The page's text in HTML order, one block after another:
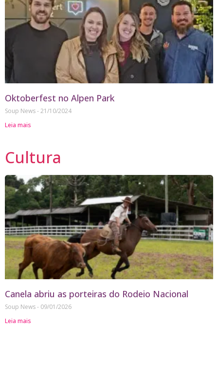
Oktoberfest no Alpen Park
Soup News 21/10/2024
Leia mais
Cultura
Canela abriu as porteiras do Rodeio Nacional
Soup News
09/01/2026
Leia mais